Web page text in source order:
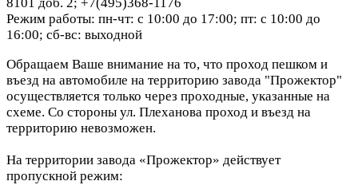
8101 доб. 2; +7(495)368-1176
Режим работы: пн-чт: с 10:00 до 17:00; пт: с 10:00 до
16:00; сб-вс: выходной
Обращаем Ваше внимание на то, что проход пешком и
въезд на автомобиле на территорию завода "Прожектор"
осуществляется только через проходные, указанные на
схеме. Со стороны ул. Плеханова проход и въезд на
территорию невозможен.
На территории завода «Прожектор» действует
пропускной режим: